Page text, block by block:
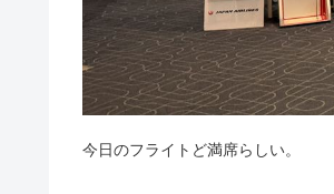
今日のフライトど満席らしい。